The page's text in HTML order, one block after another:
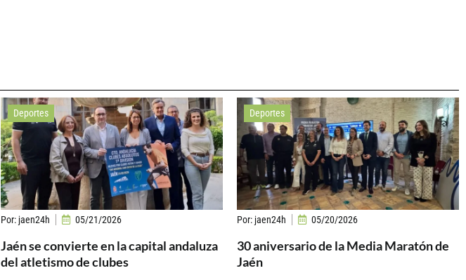
Deportes
Por: jaen24h 05/21/2026
Jaén se convierte en la capital andaluza
del atletismo de clubes
Deportes
Por: jaen24h 05/20/2026
30 aniversario de la Media Maratón de
Jaén